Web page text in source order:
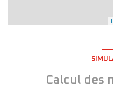
Calcul des